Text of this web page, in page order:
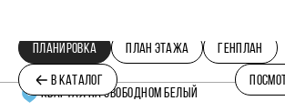
В КАТАЛОГ
ПЛАНИРОВКА ПЛАН ЭТАЖА ГЕНПЛАН
КВАРТАЛ НА СВОБОДНОМ БЕЛЫЙ